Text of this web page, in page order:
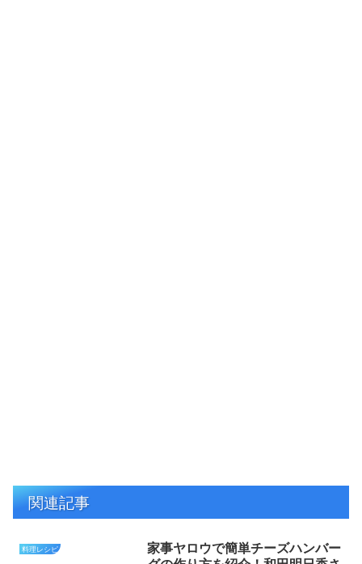
関連記事
料理レシピ
家事ヤロウで簡単チーズハンバー